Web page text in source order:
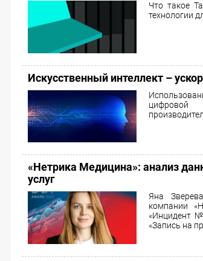
Что такое
технологии
Искусственный интеллект –
цифровой
«Нетрика Медицина»: анализ
услуг
Яна
компании
«Инцидент
«Запись на